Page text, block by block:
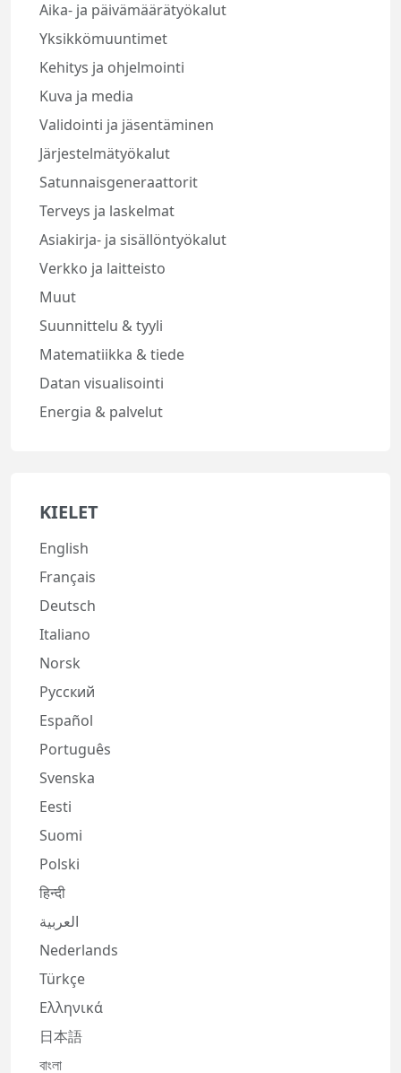
Aika- ja päivämäärätyökalut
Yksikkömuuntimet
Kehitys ja ohjelmointi
Kuva ja media
Validointi ja jäsentäminen
Järjestelmätyökalut
Satunnaisgeneraattorit
Terveys ja laskelmat
Asiakirja- ja sisällöntyökalut
Verkko ja laitteisto
Muut
Suunnittelu & tyyli
Matematiikka & tiede
Datan visualisointi
Energia & palvelut
KIELET
English
Français
Deutsch
Italiano
Norsk
Русский
Español
Português
Svenska
Eesti
Suomi
Polski
हिन्दी
العربية
Nederlands
Türkçe
Ελληνικά
日本語
বাংলা